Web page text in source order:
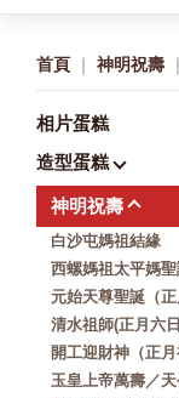
首頁 ｜ 神明祝壽
相片蛋糕
造型蛋糕
神明祝壽
白沙屯媽祖結緣
西螺媽祖太平媽
元始天尊聖誕（正
清水祖師(正月六
開工迎財神（正月
玉皇上帝萬壽／天